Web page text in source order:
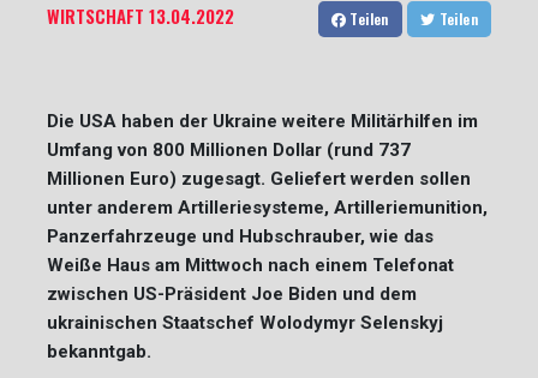
WIRTSCHAFT 13.04.2022 Teilen Teilen
Die USA haben der Ukraine weitere Militärhilfen im
Umfang von 800 Millionen Dollar (rund 737
Millionen Euro) zugesagt. Geliefert werden sollen
unter anderem Artilleriesysteme, Artilleriemunition,
Panzerfahrzeuge und Hubschrauber, wie das
Weiße Haus am Mittwoch nach einem Telefonat
zwischen US-Präsident Joe Biden und dem
ukrainischen Staatschef Wolodymyr Selenskyj
bekanntgab.